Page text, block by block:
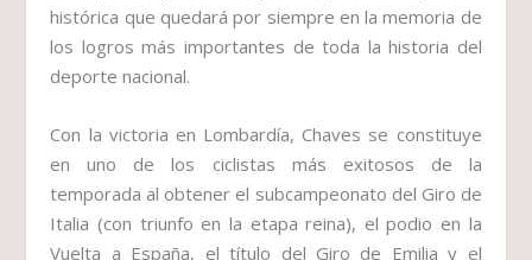
histórica que quedará por siempre en la memoria de
los logros más importantes de toda la historia del
deporte nacional.
Con la victoria en Lombardía, Chaves se constituye
en uno de los ciclistas más exitosos de la
temporada al obtener el subcampeonato del Giro de
Italia (con triunfo en la etapa reina), el podio en la
Vuelta a España, el título del Giro de Emilia y el